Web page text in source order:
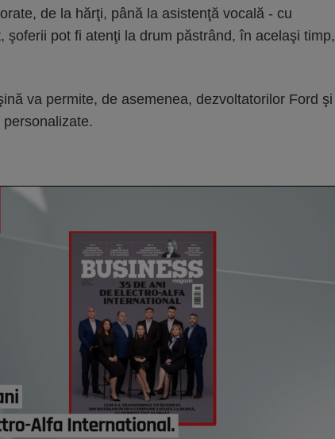
de la hărţi, până la asistenţă vocală - cu
şoferii pot fi atenţi la drum păstrând, în acelaşi timp,
va permite, de asemenea, dezvoltatorilor Ford şi